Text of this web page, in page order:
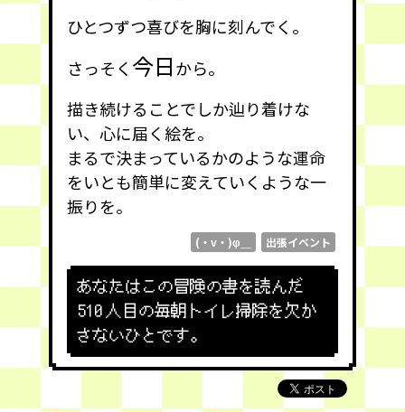
ひとつずつ喜びを胸に刻んでく。
さっそく 今日から。
描き続けることでしか辿り着けな
い、心に届く絵を。
まるで決まっているかのような運命
をいとも簡単に変えていくような一
振りを。
(・v・)φ＿ 出張イベント
あなたはこの冒険の書を読んだ
510 人目の毎朝トイレ掃除を欠か
さないひとです。